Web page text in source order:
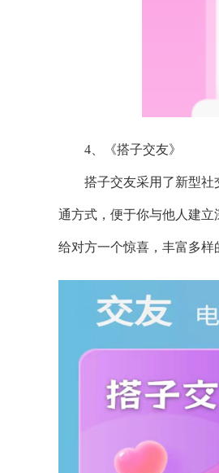
4、《搭子交友》
搭子交友采用了新型
通方式，便于你与他人建立
给对方一个惊喜，丰富多